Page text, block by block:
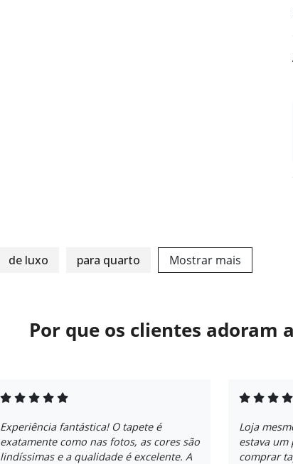
de luxo para quarto Mostrar mais
Por que os clientes adoram
Experiência fantástica! O tapete é
exatamente como nas fotos, as cores são
lindíssimas e a qualidade é excelente. A
Loja
estava um
comprar